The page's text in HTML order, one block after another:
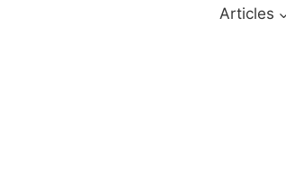
Articles